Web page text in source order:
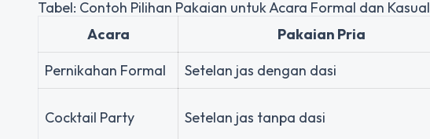
Tabel: Contoh Pilihan Pakaian untuk Acara Formal dan Kasual
Acara
Pakaian Pria
Pernikahan Formal
Setelan jas dengan dasi
Cocktail Party Setelan jas tanpa dasi